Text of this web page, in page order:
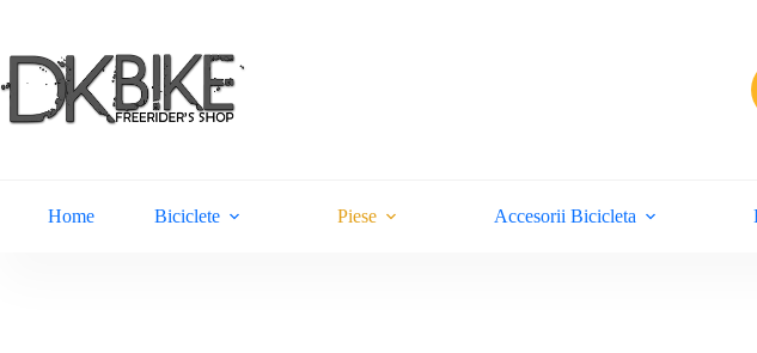
conținut
Home Biciclete Piese Accesorii Bicicleta